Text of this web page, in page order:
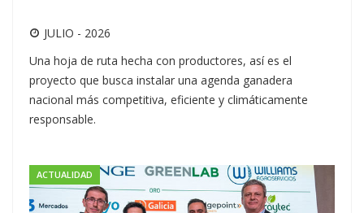
JULIO - 2026
Una hoja de ruta hecha con productores, así es el
proyecto que busca instalar una agenda ganadera
nacional más competitiva, eficiente y climáticamente
responsable.
ACTUALIDAD